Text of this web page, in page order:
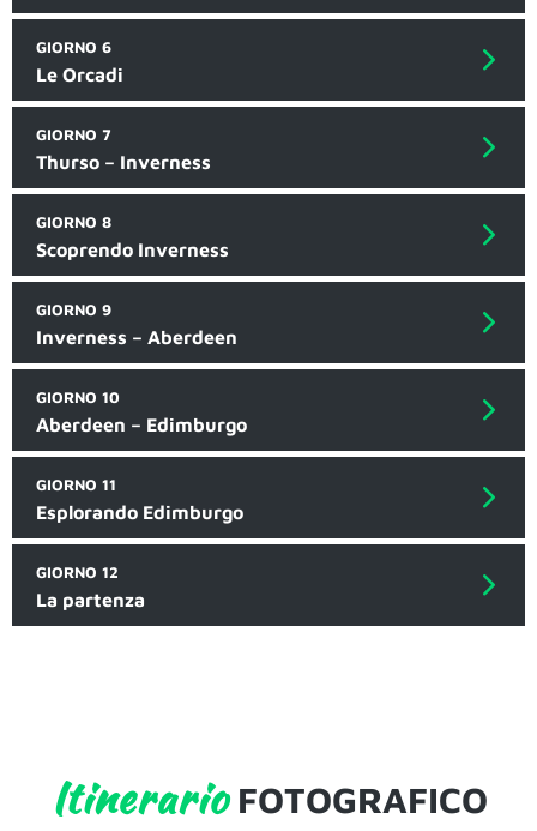
GIORNO 6
Le Orcadi
GIORNO 7
Thurso – Inverness
GIORNO 8
Scoprendo Inverness
GIORNO 9
Inverness – Aberdeen
GIORNO 10
Aberdeen – Edimburgo
GIORNO 11
Esplorando Edimburgo
GIORNO 12
La partenza
ItinerarioFOTOGRAFICO